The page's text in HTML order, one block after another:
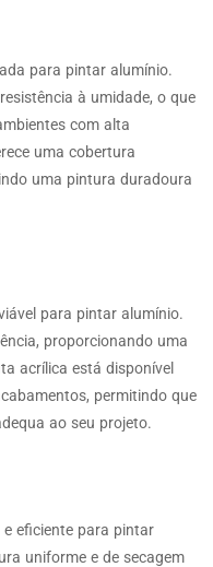
para pintar alumínio.
à umidade, o que
com alta
uma cobertura
uma pintura duradoura
para pintar alumínio.
proporcionando uma
acrílica está disponível
permitindo que
ao seu projeto.
eficiente para pintar
uniforme e de secagem